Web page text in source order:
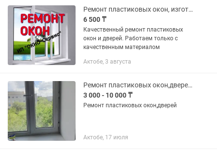
Ремонт пластиковых окон, изготовление и установка окон
6 500 ₸
Качественный ремонт пластиковых
окон и дверей. Работаем только с
качественным материалом
Актобе, 3 августа
Ремонт пластиковых окон,дверей любой сложности,замена резинок,стеклопакетов
3 000 - 10 000 ₸
Ремонт пластиковых окон,дверей
Актобе, 17 июля